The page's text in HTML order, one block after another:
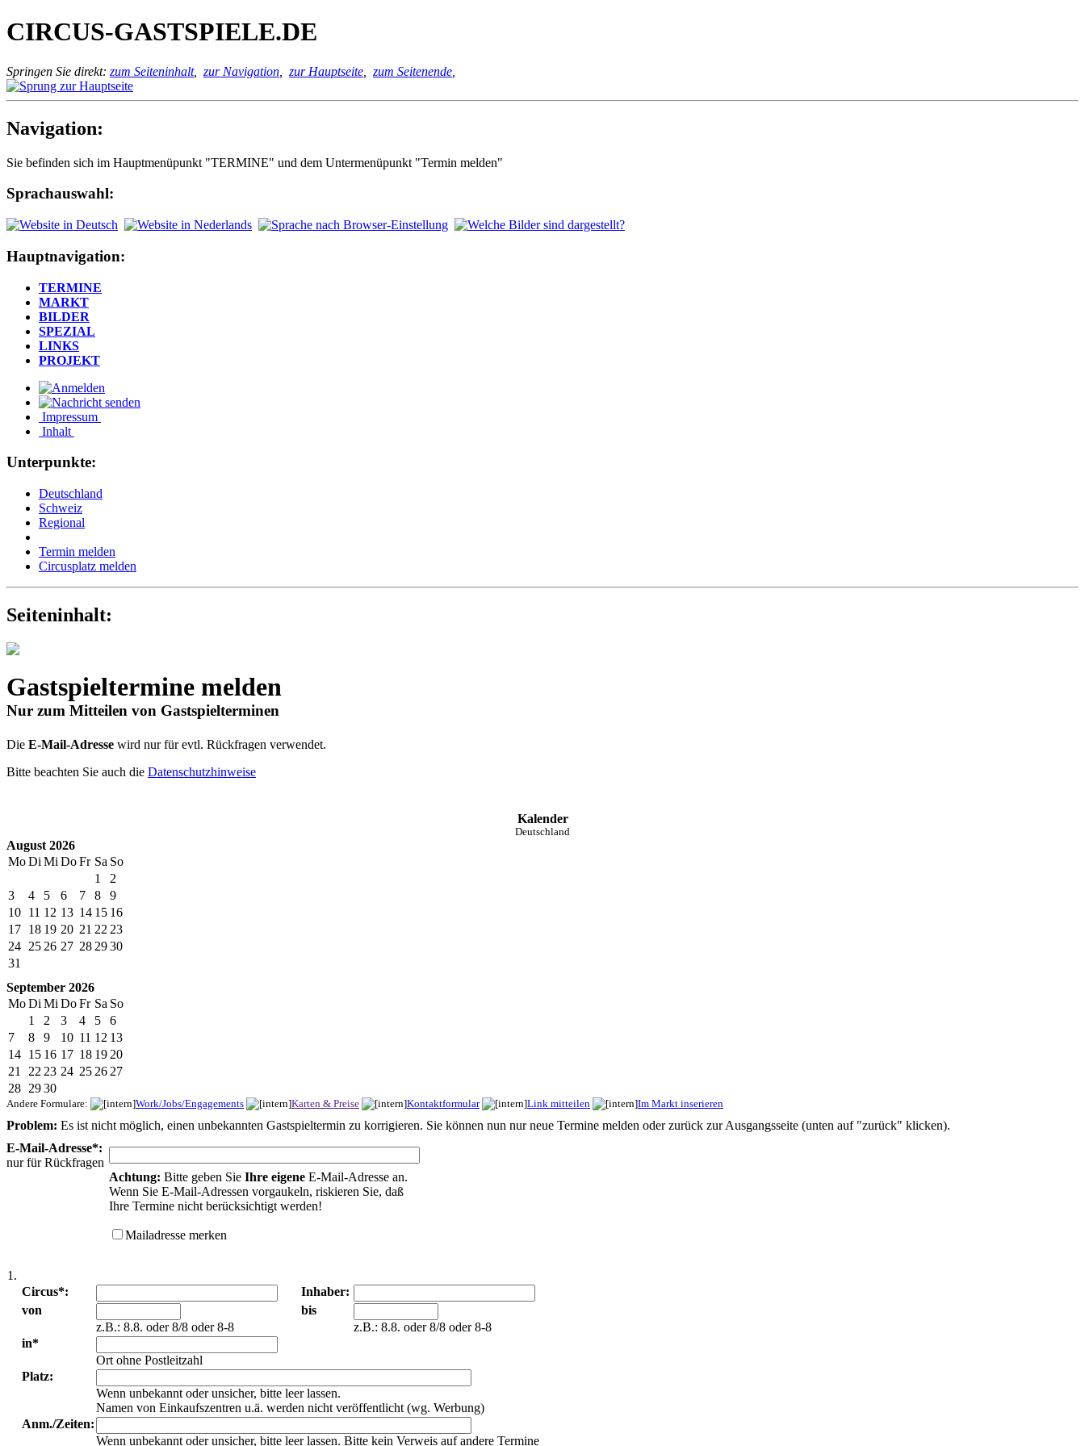
CIRCUS-GASTSPIELE.DE
Springen Sie direkt: zum Seiteninhalt, zur Navigation zur Hauptseite zum Seitenende
Navigation:
Sie befinden sich im Hauptmenüpunkt "TERMINE" und dem Untermenüpunkt "Termin melden"
Sprachauswahl:
Hauptnavigation:
TERMINE
MARKT
BILDER
SPEZIAL
LINKS
PROJEKT
Impressum
Inhalt
Unterpunkte:
Deutschland
Schweiz
Regional
Termin melden
Circusplatz melden
Seiteninhalt:
Gastspieltermine melden
Nur zum Mitteilen von Gastspielterminen
Die E-Mail-Adresse wird nur für evtl. Rückfragen verwendet.
Bitte beachten Sie auch die Datenschutzhinweise
Kalender
Deutschland
August 2026
MoDi Mi DoFr Sa So
1
2
3
4 5 6 7 8
9
10 11 12 13 14 15 16
17 18 19 20 21 22 23
24 25 26 27 28 2930
31
September 2026
MoDi Mi DoFr Sa So
1
2 3 4 5
6
7
8 9 10 11 12 13
14 15 16 17 18 19 20
21
22 23 24 25 26 27
28 2930
Andere Formulare: Work/Jobs/Engagements Karten & Preise Kontaktformular Link mitteilen Im Markt inserieren
Problem: Es ist nicht möglich, einen unbekannten Gastspieltermin zu korrigieren. Sie können nun nur neue Termine melden oder zurück zur Ausgangsseite (unten auf "zurück" klicken).
E-Mail-Adresse*:
nur für Rückfragen
Achtung: Bitte geben Sie Ihre eigene E-Mail-Adresse an.
Wenn Sie E-Mail-Adressen vorgaukeln, riskieren Sie, daß
Ihre Termine nicht berücksichtigt werden!
Mailadresse merken
1.
Circus*:
Inhaber:
von
z.B.: 8.8. oder 8/8 oder 8-8
bis
z.B.: 8.8. oder 8/8 oder 8-8
in*
Ort ohne Postleitzahl
Platz:
Wenn unbekannt oder unsicher, bitte leer lassen.
Namen von Einkaufszentren u.ä. werden nicht veröffentlicht (wg. Werbung)
Anm./Zeiten:
Wenn unbekannt oder unsicher, bitte leer lassen. Bitte kein Verweis auf andere Termine